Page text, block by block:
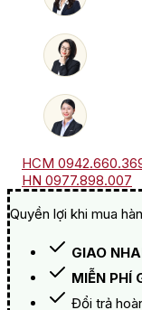
HCM
HN 0977.898.007
Quyền lợi khi mua
GIAO
MIỄN PHÍ
Đổi trả